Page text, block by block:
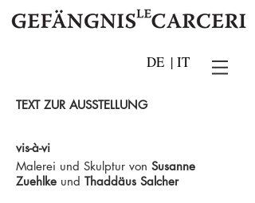
DE | IT
TEXT ZUR AUSSTELLUNG
vis-à-vi
Malerei und Skulptur von Susanne
Zuehlke und Thaddäus Salcher